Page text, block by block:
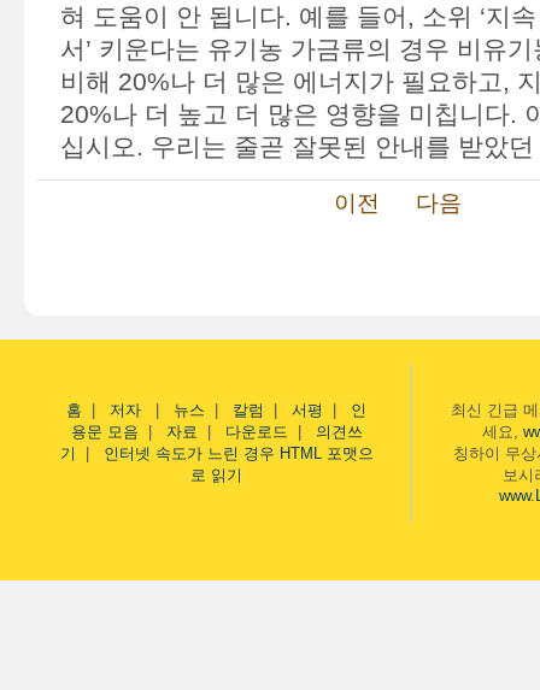
혀 도움이 안 됩니다. 예를 들어, 소위 ‘지속
서’ 키운다는 유기농 가금류의 경우 비유
비해 20%나 더 많은 에너지가 필요하고,
20%나 더 높고 더 많은 영향을 미칩니다.
십시오. 우리는 줄곧 잘못된 안내를 받았
이전 다음
홈 저자 뉴스 칼럼 서평
인
용문 모음
자료 다운로드
의견쓰
기
인터넷 속도가 느린 경우 HTML 포맷으
로 읽기
최신 긴급
세요,
칭하이 무
보시